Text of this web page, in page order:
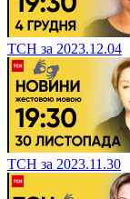
ТСН за 2023.12.04
ТСН за 2023.11.30